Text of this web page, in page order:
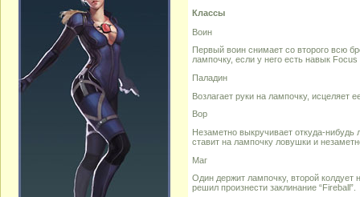
Классы
Воин
Первый воин снимает со второго всю
лампочку, если у него есть навык
Паладин
Возлагает руки на лампочку, исцеляет
Вор
Незаметно выкручивает откуда-
ставит на лампочку ловушки и
Маг
Один держит лампочку, второй колдует
решил произнести заклинание “Fireball”.